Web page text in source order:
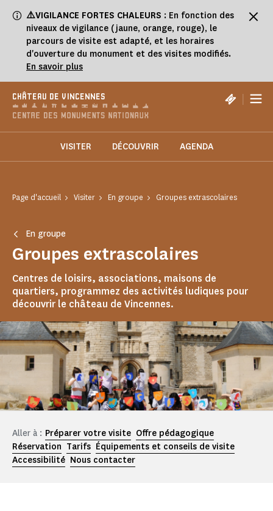
⚠️VIGILANCE FORTES CHALEURS : En fonction des
niveaux de vigilance (jaune, orange, rouge), le
parcours de visite est adapté, et les horaires
d'ouverture du monument et des visites modifiés.
En savoir plus
CHÂTEAU DE VINCENNES |
VISITER DÉCOUVRIR AGENDA
Page d'accueil Visiter En groupe Groupes extrascolaires
En groupe
Groupes extrascolaires
Centres de loisirs, associations, maisons de
quartiers, programmez des activités ludiques pour
découvrir le château de Vincennes.
Aller à : Préparer votre visite Offre pédagogique
Réservation Tarifs Équipements et conseils de visite
Accessibilité Nous contacter